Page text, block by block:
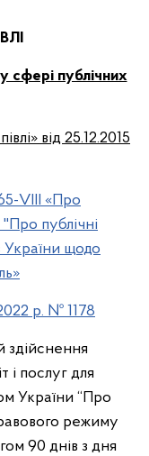
сфері публічних
від 25.12.2015
VIII «Про
публічні
України щодо
р. № 1178
здійснення
і послуг для
України “Про
режиму
90 днів з дня